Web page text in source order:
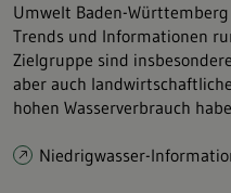
Umwelt Baden-
Trends und Informationen
Zielgruppe sind
aber auch
hohen Wasserverbrauch
Niedrigwasser-